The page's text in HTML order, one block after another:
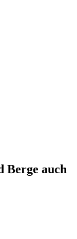
Berge auch